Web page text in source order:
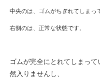
中央のは、ゴムがちぎれてしまっ
右側のは、正常な状態です。
ゴムが完全にとれてしまっ
然入りませんし、